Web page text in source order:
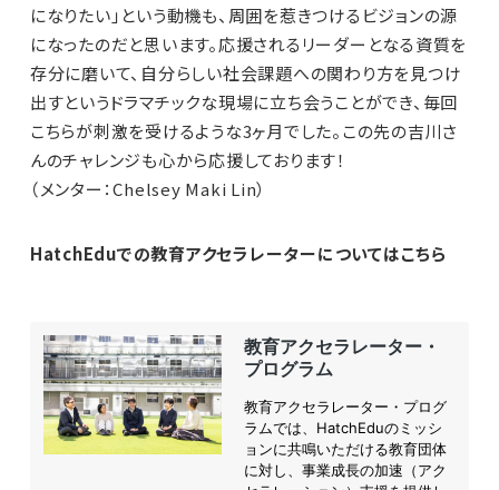
になりたい」という動機も、周囲を惹きつけるビジョンの源
になったのだと思います。応援されるリーダーとなる資質を
存分に磨いて、自分らしい社会課題への関わり方を見つけ
出すというドラマチックな現場に立ち会うことができ、毎回
こちらが刺激を受けるような3ヶ月でした。この先の吉川さ
んのチャレンジも心から応援しております！
（メンター：Chelsey Maki Lin）
HatchEduでの教育アクセラレーターについてはこちら